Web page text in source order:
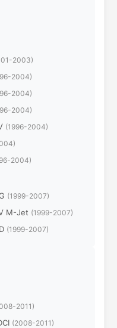
2003)
2004)
2004)
2004)
(1996-2004)
2004)
(1999-2007)
M-Jet (1999-2007)
(1999-2007)
2011)
(2008-2011)